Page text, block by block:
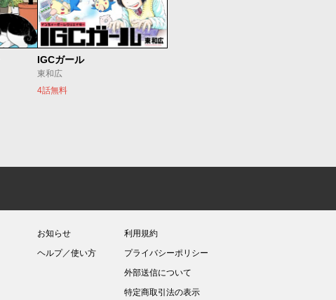
IGCガール
東和広
4話無料
お知らせ
ヘルプ／使い方
利用規約
プライバシーポリシー
外部送信について
特定商取引法の表示